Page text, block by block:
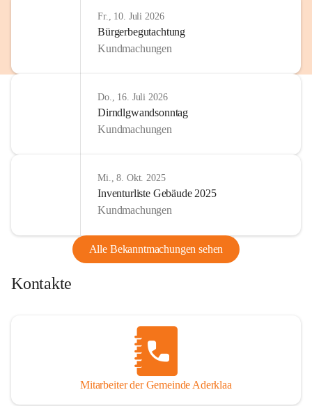
Fr., 10. Juli 2026
Bürgerbegutachtung
Kundmachungen
Do., 16. Juli 2026
Dirndlgwandsonntag
Kundmachungen
Mi., 8. Okt. 2025
Inventurliste Gebäude 2025
Kundmachungen
Alle Bekanntmachungen sehen
Kontakte
Mitarbeiter der Gemeinde Aderklaa